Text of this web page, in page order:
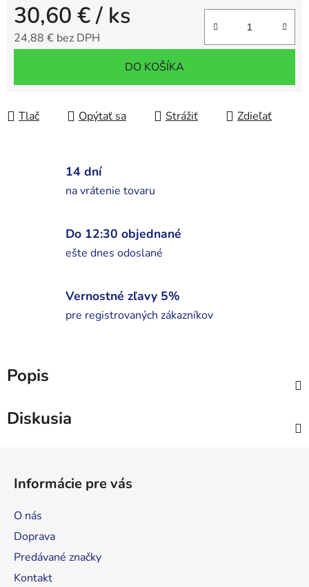
30,60 €/ ks
24,88 € bez DPH
DO KOŠÍKA
Tlač Opýtať sa Strážiť Zdieľať
14 dní
na vrátenie tovaru
Do 12:30 objednané
ešte dnes odoslané
Vernostné zľavy 5%
pre registrovaných zákazníkov
Popis
Diskusia
Informácie pre vás
O nás
Doprava
Predávané značky
Kontakt